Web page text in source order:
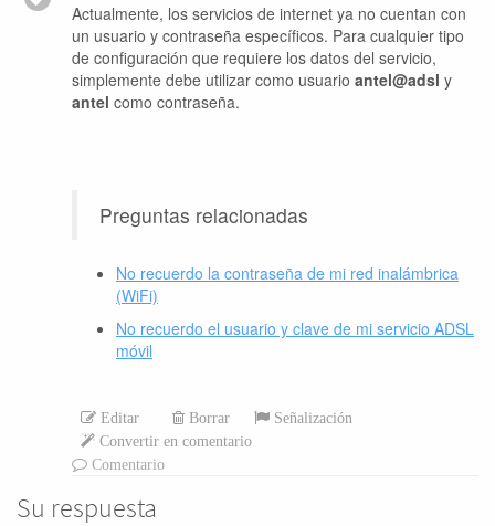
Actualmente, los servicios de internet ya no cuentan con
un usuario y contraseña específicos. Para cualquier tipo
de configuración que requiere los datos del servicio,
simplemente debe utilizar como usuario antel@adsl y
antel como contraseña.
Preguntas relacionadas
No recuerdo la contraseña de mi red inalámbrica
(WiFi)
No recuerdo el usuario y clave de mi servicio ADSL
móvil
Editar Borrar
Señalización
Convertir en comentario
Comentario
Su respuesta